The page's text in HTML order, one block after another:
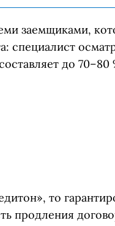
заемщиками,
специалист
до
то
продления